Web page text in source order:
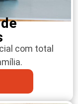
com total